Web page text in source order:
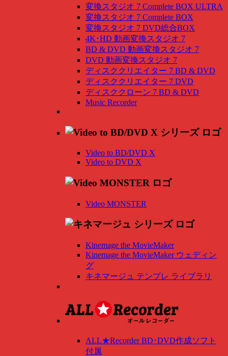
変換スタジオ 7 Complete BOX ULTRA
変換スタジオ 7 Complete BOX
変換スタジオ 7 DVD総合BOX
4K･HD 動画変換スタジオ 7
BD & DVD 動画変換スタジオ 7
DVD 動画変換スタジオ 7
ディスククリエイター 7 BD & DVD
ディスククリエイター 7 DVD
ディスククローン 7 BD & DVD
Music Recorder
Video to BD/DVD X
Video to DVD X
Video MONSTER
Kinemage the MovieMaker
Kinemage the MovieMaker ウェディン
グ
キネマージュ テンプレ ライブラリ
ALL★Recorder BD･DVD作成ソフト
付属